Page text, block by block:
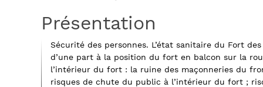
Présentation
Sécurité des personnes. L’état sanitaire du Fort
d’une part à la position du fort en balcon sur la
l’intérieur du fort : la ruine des maçonneries du
risques de chute du public à l’intérieur du fort ;